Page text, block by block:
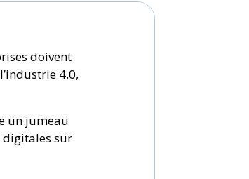
doivent
4.0,
un jumeau
digitales sur